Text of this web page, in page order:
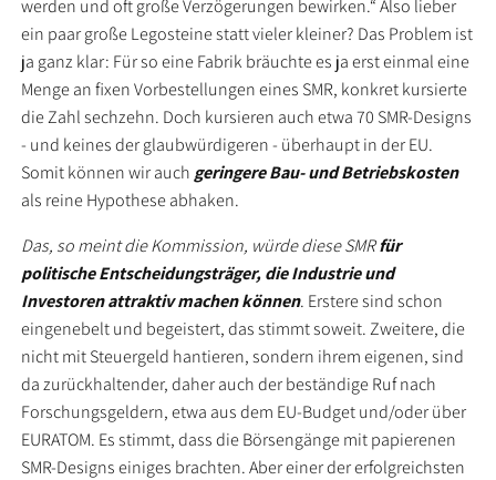
werden und oft große Verzögerungen bewirken.“ Also lieber
ein paar große Legosteine statt vieler kleiner? Das Problem ist
ja ganz klar: Für so eine Fabrik bräuchte es ja erst einmal eine
Menge an fixen Vorbestellungen eines SMR, konkret kursierte
die Zahl sechzehn. Doch kursieren auch etwa 70 SMR-Designs
- und keines der glaubwürdigeren - überhaupt in der EU.
Somit können wir auch geringere Bau- und Betriebskosten
als reine Hypothese abhaken.
Das, so meint die Kommission, würde diese SMRfür
politische Entscheidungsträger, die Industrie und
Investoren attraktiv machen können. Erstere sind schon
eingenebelt und begeistert, das stimmt soweit. Zweitere, die
nicht mit Steuergeld hantieren, sondern ihrem eigenen, sind
da zurückhaltender, daher auch der beständige Ruf nach
Forschungsgeldern, etwa aus dem EU-Budget und/oder über
EURATOM. Es stimmt, dass die Börsengänge mit papierenen
SMR-Designs einiges brachten. Aber einer der erfolgreichsten